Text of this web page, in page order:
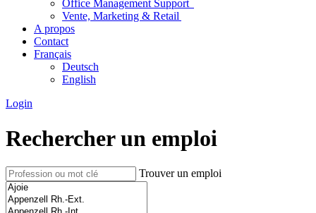
Office Management Support
Vente, Marketing & Retail
A propos
Contact
Français
Deutsch
English
Login
Rechercher un emploi
Trouver un emploi